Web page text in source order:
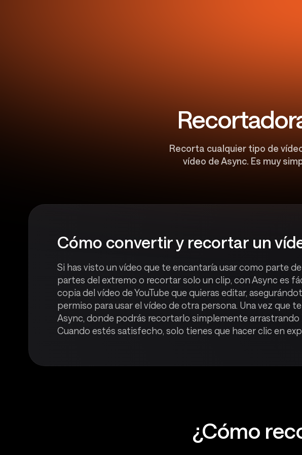
Recorta cualquier tipo de
vídeo de Async. Es muy
Cómo convertir y recortar un
Si has visto un vídeo que te encantaría usar como parte
partes del extremo o recortar solo un clip, con Async es
copia del vídeo de YouTube que quieras editar,
permiso para usar el vídeo de otra persona. Una vez que
Async, donde podrás recortarlo simplemente arrastrando
Cuando estés satisfecho, solo tienes que hacer clic en
¿Cómo